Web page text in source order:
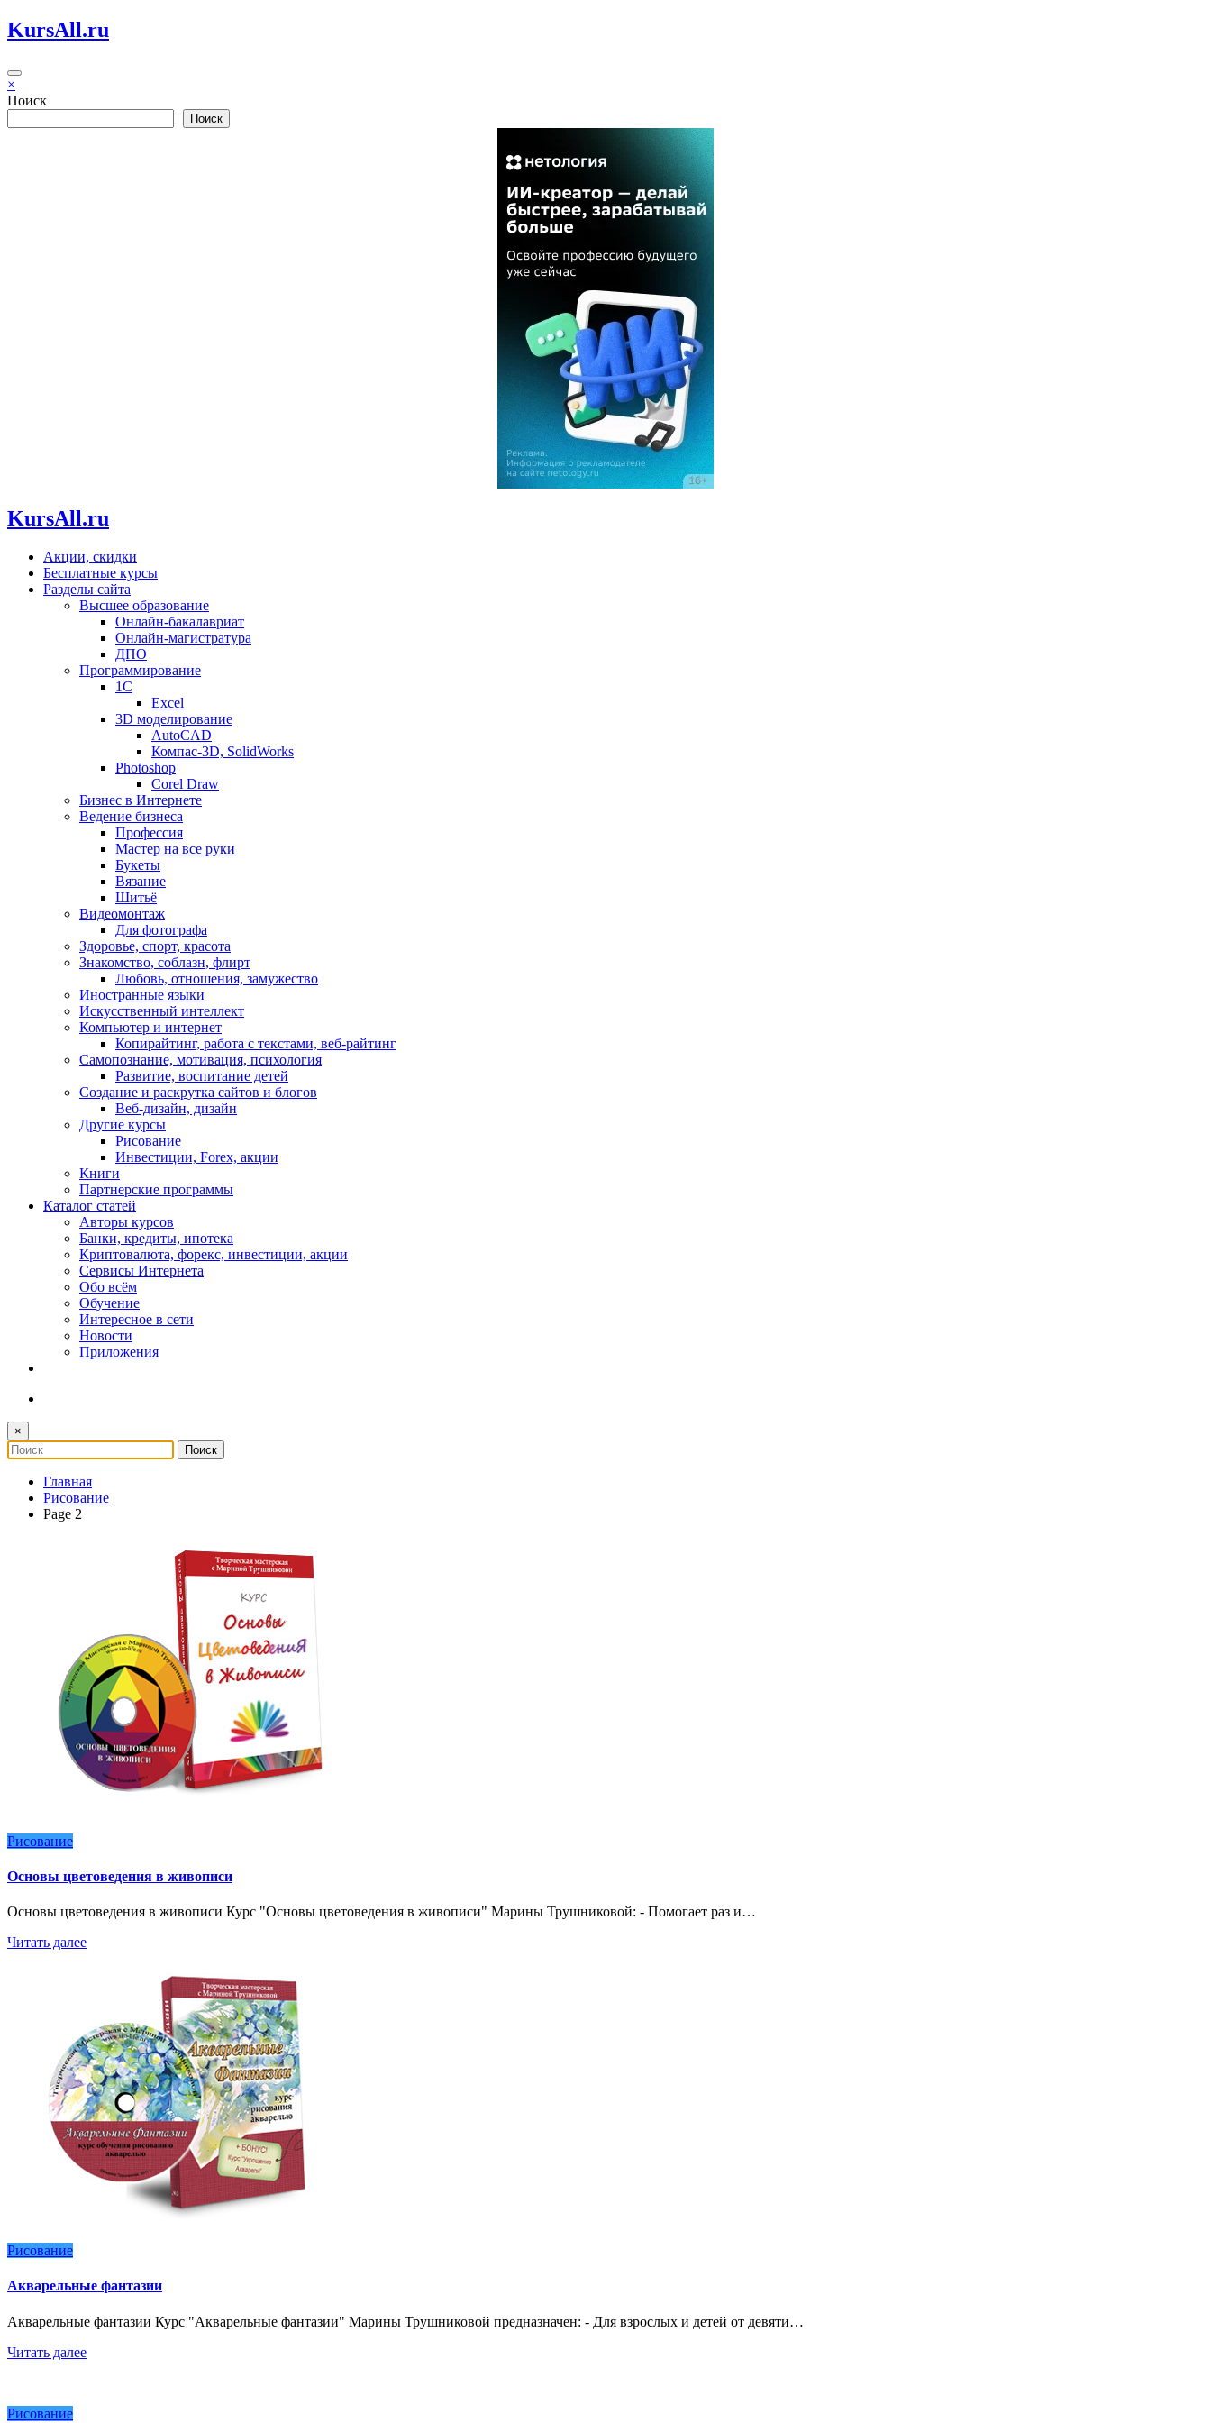
Перейти
к
KursAll.ru
×
Поиск
Поиск
KursAll.ru
Акции, скидки
Бесплатные курсы
Разделы сайта
Высшее образование
Онлайн-бакалавриат
Онлайн-магистратура
ДПО
Программирование
1С
Excel
3D моделирование
AutoCAD
Компас-3D, SolidWorks
Photoshop
Corel Draw
Бизнес в Интернете
Ведение бизнеса
Профессия
Мастер на все руки
Букеты
Вязание
Шитьё
Видеомонтаж
Для фотографа
Здоровье, спорт, красота
Знакомство, соблазн, флирт
Любовь, отношения, замужество
Иностранные языки
Искусственный интеллект
Компьютер и интернет
Копирайтинг, работа с текстами, веб-райтинг
Самопознание, мотивация, психология
Развитие, воспитание детей
Создание и раскрутка сайтов и блогов
Веб-дизайн, дизайн
Другие курсы
Рисование
Инвестиции, Forex, акции
Книги
Партнерские программы
Каталог статей
Авторы курсов
Банки, кредиты, ипотека
Криптовалюта, форекс, инвестиции, акции
Сервисы Интернета
Обо всём
Обучение
Интересное в сети
Новости
Приложения
×
Главная
Рисование
Page 2
Рисование
Основы цветоведения в живописи
Основы цветоведения в живописи Курс "Основы цветоведения в живописи" Марины Трушниковой: - Помогает раз и…
Читать далее
Рисование
Акварельные фантазии
Акварельные фантазии Курс "Акварельные фантазии" Марины Трушниковой предназначен: - Для взрослых и детей от девяти…
Читать далее
Рисование